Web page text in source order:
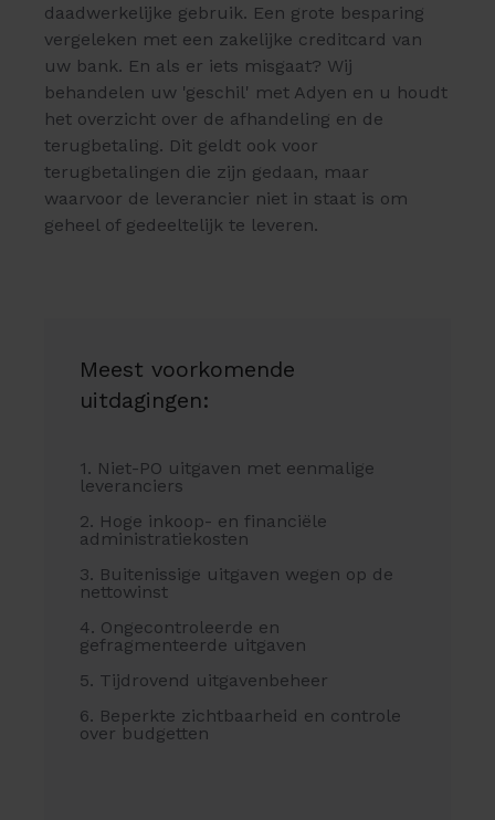
daadwerkelijke gebruik. Een grote besparing
vergeleken met een zakelijke creditcard van
uw bank. En als er iets misgaat? Wij
behandelen uw 'geschil' met Adyen en u houdt
het overzicht over de afhandeling en de
terugbetaling. Dit geldt ook voor
terugbetalingen die zijn gedaan, maar
waarvoor de leverancier niet in staat is om
geheel of gedeeltelijk te leveren.
Meest voorkomende
uitdagingen:
1. Niet-PO uitgaven met eenmalige
leveranciers
2. Hoge inkoop- en financiële
administratiekosten
3. Buitenissige uitgaven wegen op de
nettowinst
4. Ongecontroleerde en
gefragmenteerde uitgaven
5. Tijdrovend uitgavenbeheer
6. Beperkte zichtbaarheid en controle
over budgetten